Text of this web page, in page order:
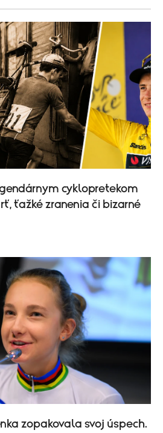
cyklopretekom
ťažké zranenia či bizarné
zopakovala svoj úspech.